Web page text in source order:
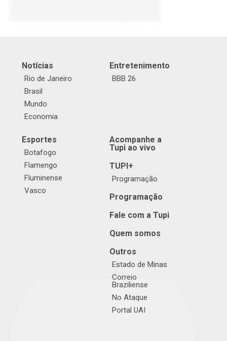
Notícias
Rio de Janeiro
Brasil
Mundo
Economia
Entretenimento
BBB 26
Esportes
Botafogo
Flamengo
Fluminense
Vasco
Acompanhe a
Tupi ao vivo
TUPI+
Programação
Programação
Fale com a Tupi
Quem somos
Outros
Estado de Minas
Correio
Braziliense
No Ataque
Portal UAI